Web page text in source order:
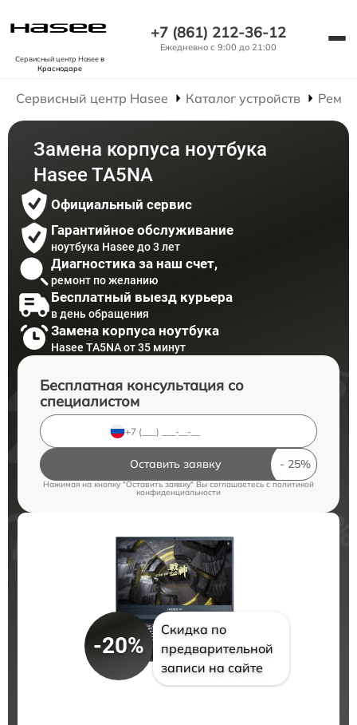
Сервисный центр Haseeв
Краснодаре
+7 (861) 212-36-12
Ежедневно с 9:00 до 21:00
Сервисный центр Hasee Каталог устройств
Замена корпуса ноутбука
Hasee TA5NA
Официальный сервис
Гарантийное обслуживание
ноутбука Hasee до 3 лет
Диагностика за наш счет,
ремонт по желанию
Бесплатный выезд курьера
в день обращения
Замена корпуса ноутбука
Hasee TA5NA от 35 минут
Бесплатная консультация со
специалистом
Оставить заявку
Нажимая на кнопку "Оставить заявку" Вы соглашаетесь cполитикой
конфиденциальности
-20%
Скидка по
предварительной
записи на сайте